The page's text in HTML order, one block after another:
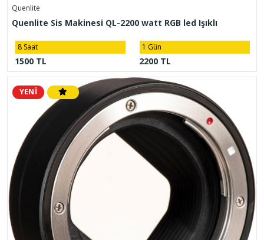
Quenlite
Quenlite Sis Makinesi QL-2200 watt RGB led Işıklı
8 Saat
1500 TL
1 Gün
2200 TL
YENİ